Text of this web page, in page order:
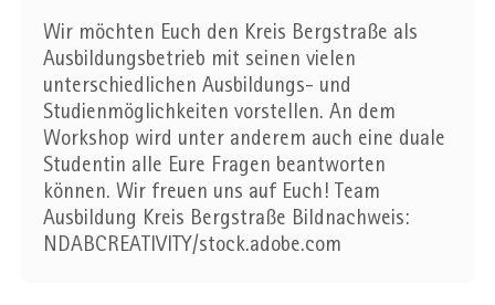
Wir möchten Euch den Kreis Bergstraße als
Ausbildungsbetrieb mit seinen vielen
unterschiedlichen Ausbildungs- und
Studienmöglichkeiten vorstellen. An dem
Workshop wird unter anderem auch eine duale
Studentin alle Eure Fragen beantworten
können. Wir freuen uns auf Euch! Team
Ausbildung Kreis Bergstraße Bildnachweis:
NDABCREATIVITY/stock.adobe.com
Entfernung in km
25
50 75 100